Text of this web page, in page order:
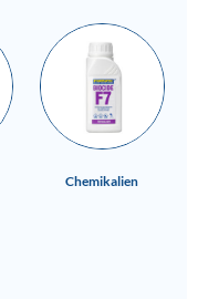
Chemikalien